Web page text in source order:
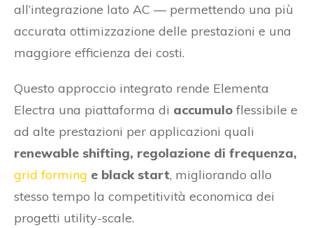
all’integrazione lato AC — permettendo una più
accurata ottimizzazione delle prestazioni e una
maggiore efficienza dei costi.
Questo approccio integrato rende Elementa
Electra una piattaforma di accumulo flessibile e
ad alte prestazioni per applicazioni quali
renewable shifting, regolazione di frequenza,
grid forming e black start, migliorando allo
stesso tempo la competitività economica dei
progetti utility-scale.